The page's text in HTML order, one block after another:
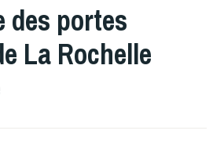
des portes
La Rochelle